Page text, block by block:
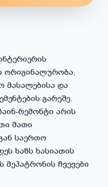
ორიგინალურობა,
მასალებისა და
გარეშე.
რემონტი არის
მათი
საერთო
ხაზს ხასიათის
მეპატრონის ჩვევები